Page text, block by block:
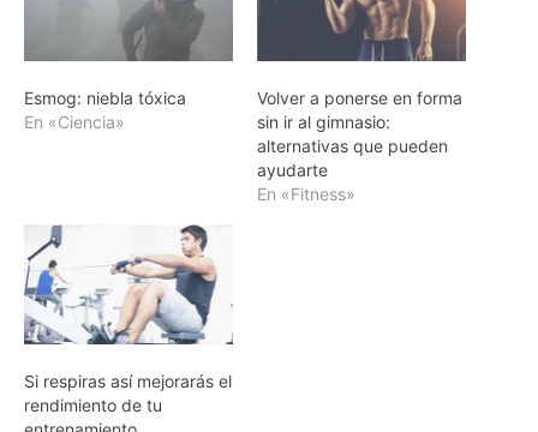
Esmog: niebla tóxica
En «Ciencia»
Volver a ponerse en forma
sin ir al gimnasio:
alternativas que pueden
ayudarte
En «Fitness»
Si respiras así mejorarás el
rendimiento de tu